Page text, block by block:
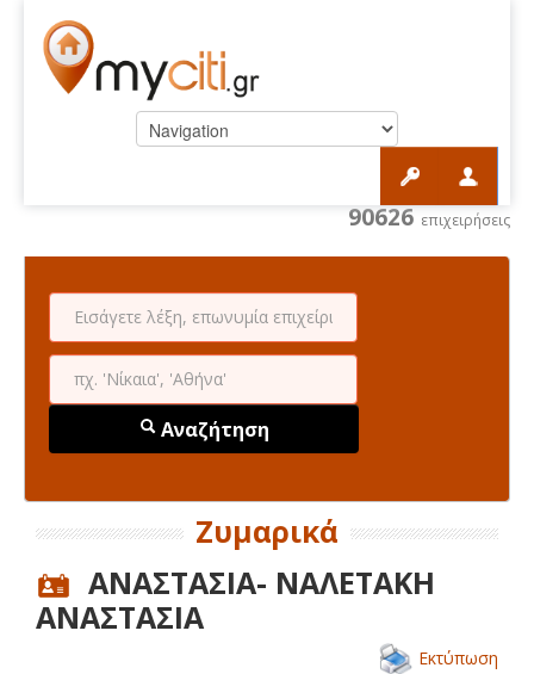
90626 επιχειρήσεις
Αναζήτηση
Ζυμαρικά
ΑΝΑΣΤΑΣΙΑ- ΝΑΛΕΤΑΚΗ
ΑΝΑΣΤΑΣΙΑ
Εκτύπωση